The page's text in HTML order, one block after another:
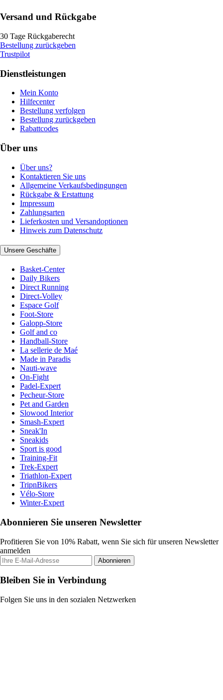
Versand und Rückgabe
30 Tage Rückgaberecht
Bestellung zurückgeben
Trustpilot
Dienstleistungen
Mein Konto
Hilfecenter
Bestellung verfolgen
Bestellung zurückgeben
Rabattcodes
Über uns
Über uns?
Kontaktieren Sie uns
Allgemeine Verkaufsbedingungen
Rückgabe & Erstattung
Impressum
Zahlungsarten
Lieferkosten und Versandoptionen
Hinweis zum Datenschutz
Unsere Geschäfte
Basket-Center
Daily Bikers
Direct Running
Direct-Volley
Espace Golf
Foot-Store
Galopp-Store
Golf and co
Handball-Store
La sellerie de Maé
Made in Paradis
Nauti-wave
On-Fight
Padel-Expert
Pecheur-Store
Pet and Garden
Slowood Interior
Smash-Expert
Sneak'In
Sneakids
Sport is good
Training-Fit
Trek-Expert
Triathlon-Expert
TripnBikers
Vélo-Store
Winter-Expert
Abonnieren Sie unseren Newsletter
Profitieren Sie von 10% Rabatt, wenn Sie sich für unseren Newsletter
anmelden
Abonnieren
Bleiben Sie in Verbindung
Folgen Sie uns in den sozialen Netzwerken